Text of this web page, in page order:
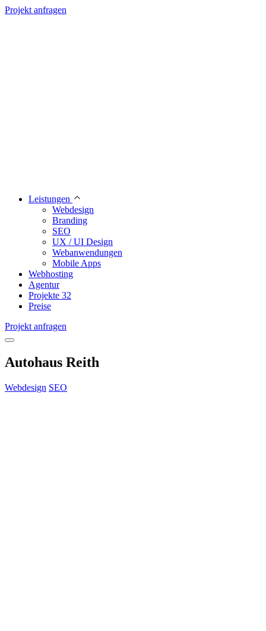
Projekt anfragen
Leistungen
Webdesign
Branding
SEO
UX / UI Design
Webanwendungen
Mobile Apps
Webhosting
Agentur
Projekte 32
Preise
Projekt anfragen
open
Autohaus Reith
Webdesign SEO